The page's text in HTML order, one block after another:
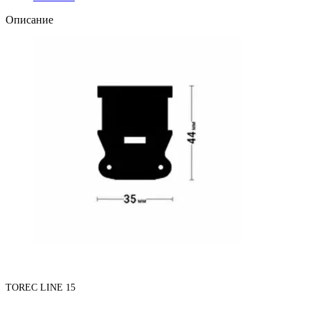
Описание
TOREC LINE 15